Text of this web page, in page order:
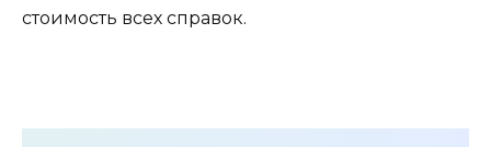
стоимость всех справок.